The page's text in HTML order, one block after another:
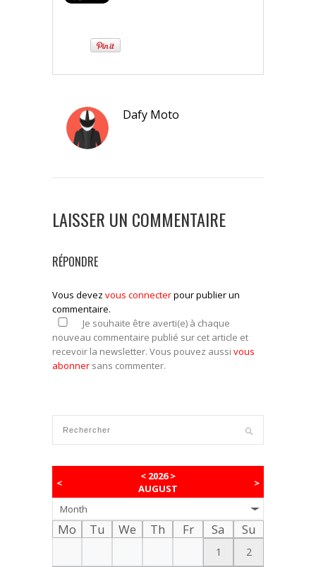
Dafy Moto
LAISSER UN COMMENTAIRE
RÉPONDRE
Vous devez vous connecterpour publier un
commentaire.
Je souhaite être averti(e) à chaque
nouveau commentaire publié sur cet article et
recevoir la newsletter. Vous pouvez aussi vous
abonner sans commenter.
<
< 2026>
AUGUST
>
Month
Mo Tu We Th Fr Sa Su
1 2